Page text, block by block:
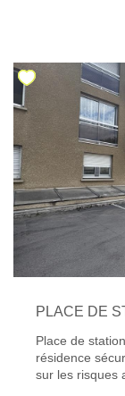
risques
Place de
résidence sécurisé. Disponible de suite Les
sur les risques